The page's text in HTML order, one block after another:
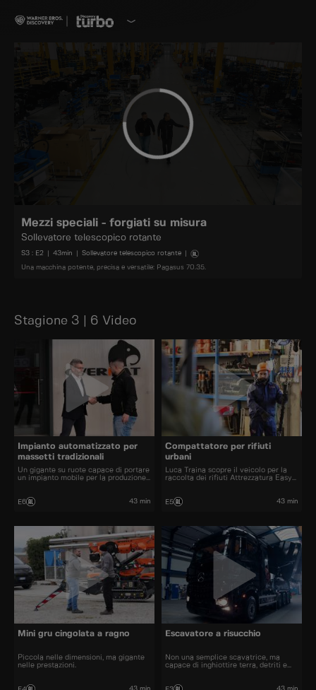
Mezzi speciali - forgiati su misura
Sollevatore telescopico rotante
S3 : E2 43min Sollevatore telescopico rotante
Una macchina potente, precisa e versatile: Pagasus 70.35.
Stagione 3 | 6 Video
Impianto automatizzato per
massetti tradizionali
Un gigante su ruote capace di portare
un impianto mobile per la produzione
E6 43 min
Compattatore per rifiuti
urbani
Luca Traina scopre il veicolo per la
raccolta dei rifiuti Attrezzatura Easy
E5 43 min
Mini gru cingolata a ragno
Piccola nelle dimensioni, ma gigante
nelle prestazioni.
43 min
Escavatore a risucchio
Non una semplice scavatrice, ma
capace di inghiottire terra, detriti e
43 min